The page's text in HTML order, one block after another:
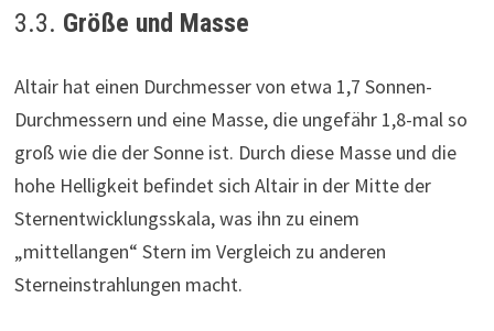
3.3. Größe und Masse
Altair hat einen Durchmesser von etwa 1,7 Sonnen-
Durchmessern und eine Masse, die ungefähr 1,8-mal so
groß wie die der Sonne ist. Durch diese Masse und die
hohe Helligkeit befindet sich Altair in der Mitte der
Sternentwicklungsskala, was ihn zu einem
„mittellangen“ Stern im Vergleich zu anderen
Sterneinstrahlungen macht.